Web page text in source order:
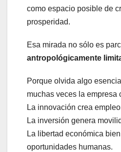
como espacio posible de
prosperidad.
Esa mirada no sólo es
antropológicamente
Porque olvida algo
muchas veces la empresa
La innovación crea
La inversión genera
La libertad económica
oportunidades humanas.